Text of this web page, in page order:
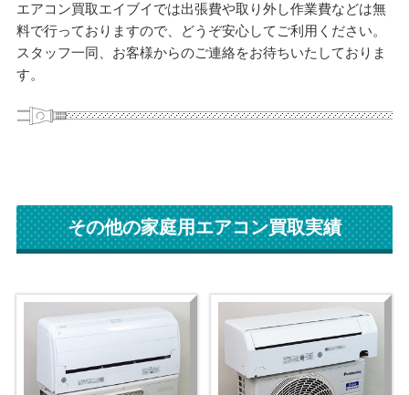
エアコン買取エイブイでは出張費や取り外し作業費などは無
料で行っておりますので、どうぞ安心してご利用ください。
スタッフ一同、お客様からのご連絡をお待ちいたしておりま
す。
その他の家庭用エアコン買取実績